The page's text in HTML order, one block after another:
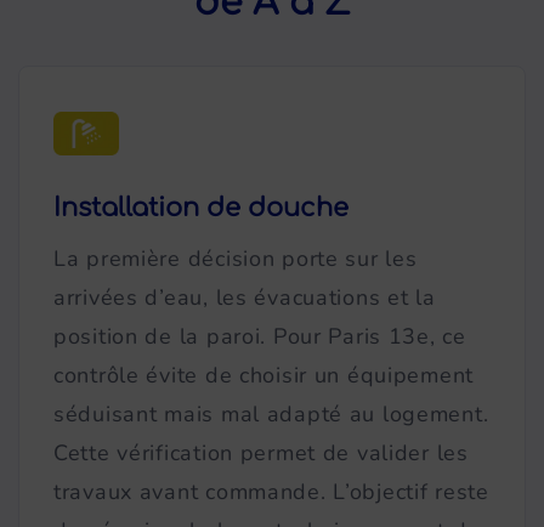
Installation de douche
La première décision porte sur les
arrivées d’eau, les évacuations et la
position de la paroi. Pour Paris 13e, ce
contrôle évite de choisir un équipement
séduisant mais mal adapté au logement.
Cette vérification permet de valider les
travaux avant commande. L’objectif reste